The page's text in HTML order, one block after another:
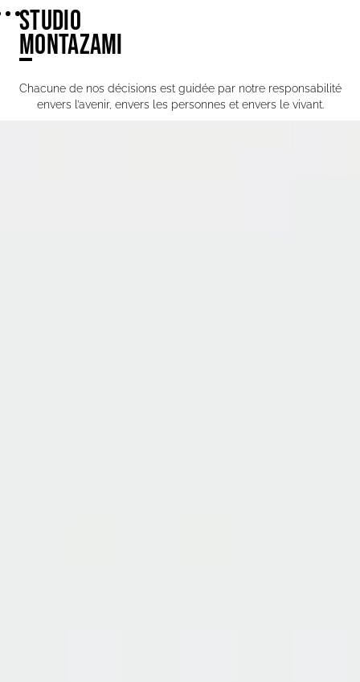
STUDIO
MONTAZAMI
Chacune de nos décisions est guidée par notre responsabilité
envers l’avenir, envers les personnes et envers le vivant.